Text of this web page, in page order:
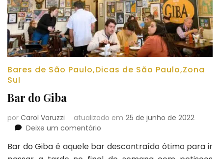
Bares de São Paulo,Dicas de São Paulo,Zona
Sul
Bar do Giba
por Carol Varuzzi atualizado em 25 de junho de 2022
Deixe um comentário
do
Bar do Giba é aquele bar descontraído ótimo para ir